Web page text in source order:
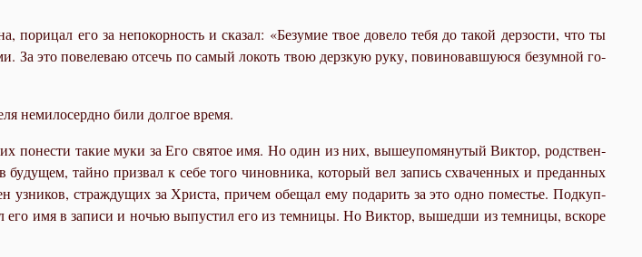
его за непо­кор­ность и ска­зал: «Безу­мие твое до­ве­ло те­бя до та­кой дер­зо­сти, что ты
За это по­веле­ваю от­сечь по са­мый ло­коть твою дерз­кую ру­ку, по­ви­но­вав­шу­ю­ся безум­ной го­
неми­ло­серд­но би­ли дол­гое вре­мя.
по­не­сти та­кие му­ки за Его свя­тое имя. Но один из них, вы­ше­упо­мя­ну­тый Вик­тор, род­ствен­
тай­но при­звал к се­бе то­го чи­нов­ни­ка, ко­то­рый вел за­пись схва­чен­ных и пре­дан­ных
страж­ду­щих за Хри­ста, при­чем обе­щал ему по­да­рить за это од­но по­ме­стье. Под­куп­
имя в за­пи­си и но­чью вы­пу­стил его из тем­ни­цы. Но Вик­тор, вы­шед­ши из тем­ни­цы, вско­ре